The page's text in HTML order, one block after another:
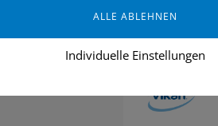
INDUSTRIE &
Individuelle Einstellungen